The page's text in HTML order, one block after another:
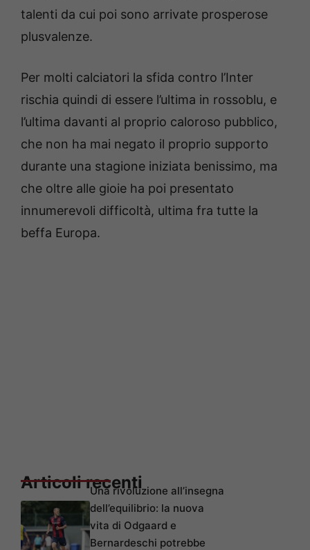
talenti da cui poi sono arrivate prosperose
plusvalenze.
Per molti calciatori la sfida contro l’Inter
rischia quindi di essere l’ultima in rossoblu, e
l’ultima davanti al proprio caloroso pubblico,
che non ha mai negato il proprio supporto
durante una stagione iniziata benissimo, ma
che oltre alle gioie ha poi presentato
innumerevoli difficoltà, ultima fra tutte la
beffa Europa.
Articoli recentiUna rivoluzione all’insegna
dell’equilibrio: la nuova
vita di Odgaard e
Bernardeschi potrebbe